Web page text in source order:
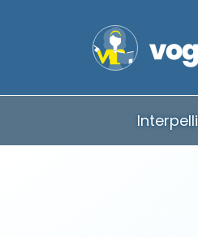
Interpelli